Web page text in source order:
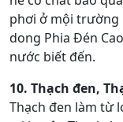
phơi ở mội trường
dong Phia Đén
nước biết đến.
10. Thạch đen,
Thạch đen làm từ